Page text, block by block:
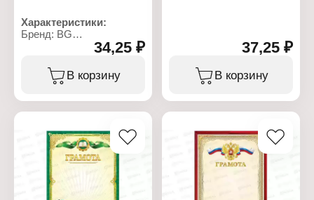
Характеристики:
Бренд: BG
Тип товара: Блокнот
Назначение: для
конференции
Тип скрепления: на
гребне
Материал обложки:
мелованный картон
Внутренний блок: клетка
Плотность блока: 60 г/
34,25 ₽
В корзину
37,25 ₽
В корзину